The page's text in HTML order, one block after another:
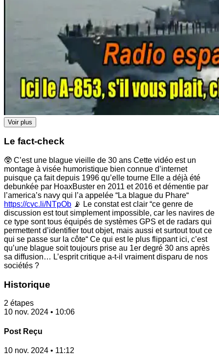
Voir plus
Le fact-check
🥸 C’est une blague vieille de 30 ans Cette vidéo est un
montage à visée humoristique bien connue d’internet
puisque ça fait depuis 1996 qu’elle tourne Elle a déjà été
debunkée par HoaxBuster en 2011 et 2016 et démentie par
l’america’s navy qui l’a appelée “La blague du Phare“
https://cvc.li/NTpOb 📡 Le constat est clair “ce genre de
discussion est tout simplement impossible, car les navires de
ce type sont tous équipés de systèmes GPS et de radars qui
permettent d’identifier tout objet, mais aussi et surtout tout ce
qui se passe sur la côte“ Ce qui est le plus flippant ici, c’est
qu’une blague soit toujours prise au 1er degré 30 ans après
sa diffusion… L’esprit critique a-t-il vraiment disparu de nos
sociétés ?
Historique
2 étapes
10 nov. 2024 • 10:06
Post Reçu
10 nov. 2024 • 11:12